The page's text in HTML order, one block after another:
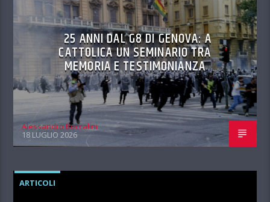
25 ANNI DAL G8 DI GENOVA: A
CATTOLICA UN SEMINARIO TRA
MEMORIA E TESTIMONIANZA
Alessandro Boccalini
18 LUGLIO 2026
ARTICOLI